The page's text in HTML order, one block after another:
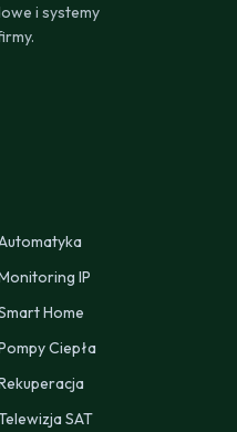
i systemy
IP
Home
Ciepła
SAT